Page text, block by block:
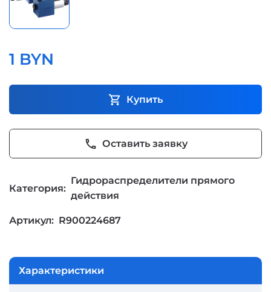
1 BYN
shopping_cart Купить
phone Оставить заявку
Категория:
Гидрораспределители прямого
действия
Артикул: R900224687
Характеристики